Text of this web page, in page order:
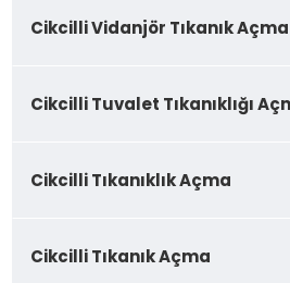
Cikcilli Vidanjör Tıkanık Açma
Cikcilli Tuvalet Tıkanıklığı
Cikcilli Tıkanıklık Açma
Cikcilli Tıkanık Açma